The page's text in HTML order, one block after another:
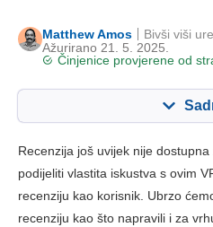
Matthew Amos
Ažurirano 21. 5. 2025.
Činjenice provjerene od
Bivši viši
Ključne značajke 6.0
Instalacija i aplikacije 6.5
Recenzija još uvijek nije
podijeliti vlastita iskustva s ovim
recenziju kao korisnik. Ubrzo
recenziju kao što napravili i za